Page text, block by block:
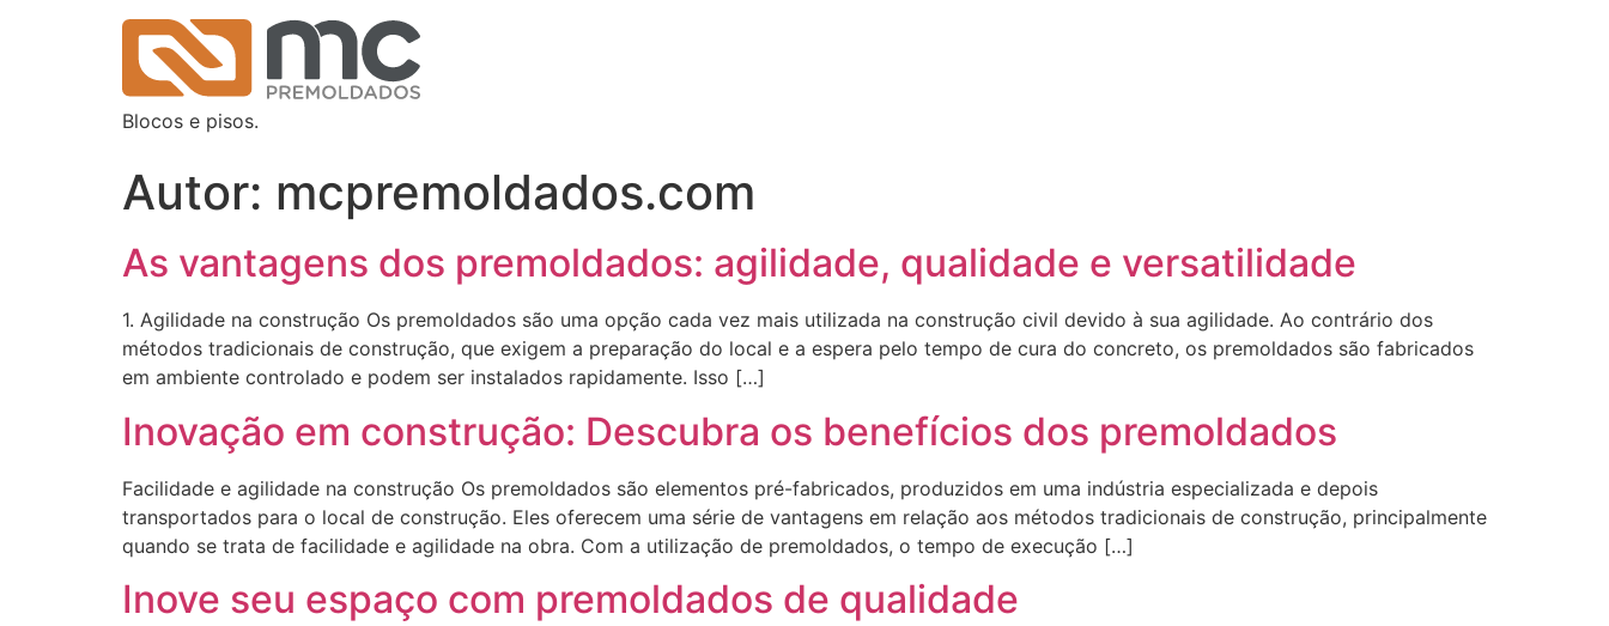
Blocos e pisos.
Autor: mcpremoldados.com
As vantagens dos premoldados: agilidade, qualidade e versatilidade
1. Agilidade na construção Os premoldados são uma opção cada vez mais utilizada na construção civil devido à sua agilidade. Ao contrário dos
métodos tradicionais de construção, que exigem a preparação do local e a espera pelo tempo de cura do concreto, os premoldados são fabricados
em ambiente controlado e podem ser instalados rapidamente. Isso […]
Inovação em construção: Descubra os benefícios dos premoldados
Facilidade e agilidade na construção Os premoldados são elementos pré-fabricados, produzidos em uma indústria especializada e depois
transportados para o local de construção. Eles oferecem uma série de vantagens em relação aos métodos tradicionais de construção, principalmente
quando se trata de facilidade e agilidade na obra. Com a utilização de premoldados, o tempo de execução […]
Inove seu espaço com premoldados de qualidade